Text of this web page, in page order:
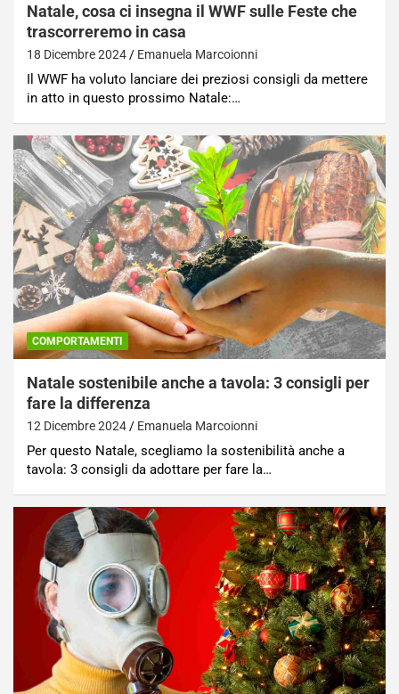
Natale, cosa ci insegna il WWF sulle Feste che
trascorreremo in casa
18 Dicembre 2024 Emanuela Marcoionni
Il WWF ha voluto lanciare dei preziosi consigli da mettere
in atto in questo prossimo Natale:…
COMPORTAMENTI
Natale sostenibile anche a tavola: 3 consigli per
fare la differenza
12 Dicembre 2024 Emanuela Marcoionni
Per questo Natale, scegliamo la sostenibilità anche a
tavola: 3 consigli da adottare per fare la…